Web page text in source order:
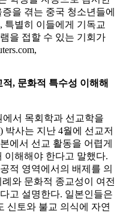
을 겪는 중국 청소년들에
특별히 이들에게 기독교
을 접할 수 있는 기회가
, 문화적 특수성 이해해
서 목회학과 선교학을
박사는 지난 4월에 선교저
에서 선교 활동을 어렵게
이해해야 한다고 말했다.
적 영역에서의 배제를 의
와 문화적 종교성이 여전
고 설명한다. 일본인들은
신토와 불교 의식에 자연